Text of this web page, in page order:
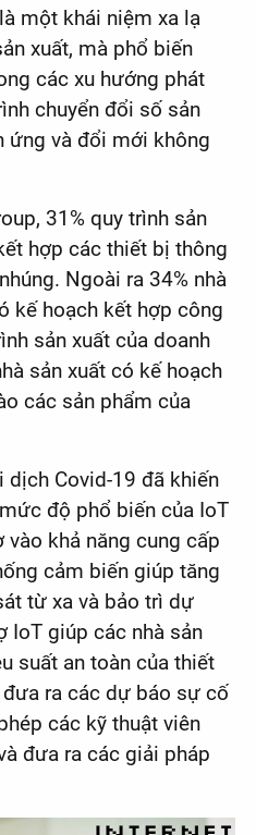
một khái niệm xa lạ
xuất, mà phổ biến
các xu hướng phát
chuyển đổi số sản
ứng và đổi mới không
31% quy trình sản
hợp các thiết bị thông
Ngoài ra 34% nhà
kế hoạch kết hợp công
sản xuất của doanh
sản xuất có kế hoạch
các sản phẩm của
dịch Covid-19 đã khiến
độ phổ biến của IoT
vào khả năng cung cấp
cảm biến giúp tăng
từ xa và bảo trì dự
IoT giúp các nhà sản
suất an toàn của thiết
ra các dự báo sự cố
các kỹ thuật viên
đưa ra các giải pháp